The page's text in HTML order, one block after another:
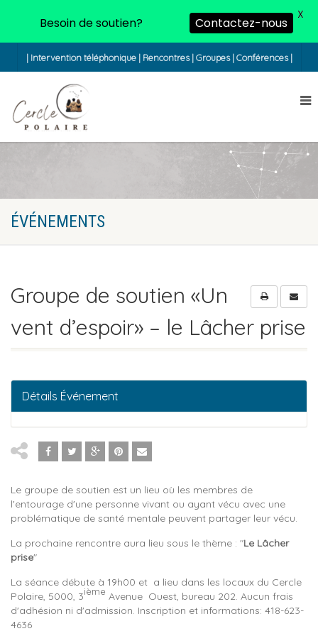
| Intervention téléphonique | Rencontres | Groupes | Conférences |
ÉVÉNEMENTS
Groupe de soutien «Un
vent d’espoir» – le Lâcher prise
Détails Événement
Le groupe de soutien est un lieu où les membres de
l'entourage d'une personne vivant ou ayant vécu avec une
problématique de santé mentale peuvent partager leur vécu.
La prochaine rencontre aura lieu sous le thème : "Le Lâcher
prise"
La séance débute à 19h00 et a lieu dans les locaux du Cercle
Polaire, 5000, 3ième Avenue Ouest, bureau 202. Aucun frais
d'adhésion ni d'admission. Inscription et informations: 418-623-
4636
Besoin de soutien? Contactez-nous
X